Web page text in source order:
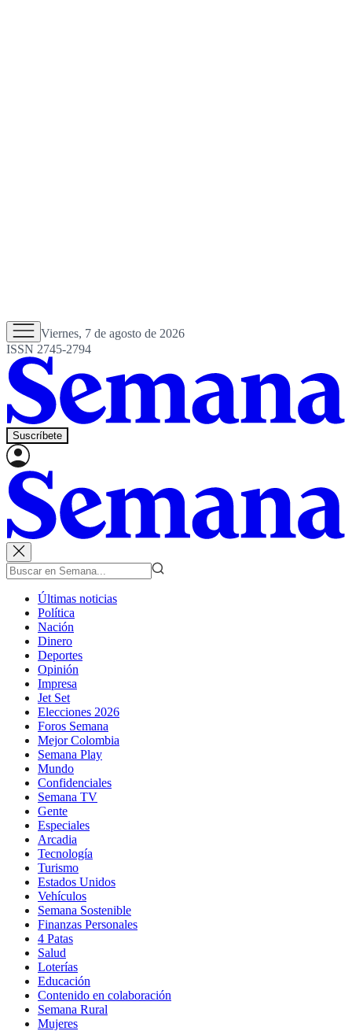
Viernes, 7 de agosto de 2026
ISSN 2745-2794
Suscríbete
Últimas noticias
Política
Nación
Dinero
Deportes
Opinión
Impresa
Jet Set
Elecciones 2026
Foros Semana
Mejor Colombia
Semana Play
Mundo
Confidenciales
Semana TV
Gente
Especiales
Arcadia
Tecnología
Turismo
Estados Unidos
Vehículos
Semana Sostenible
Finanzas Personales
4 Patas
Salud
Loterías
Educación
Contenido en colaboración
Semana Rural
Mujeres